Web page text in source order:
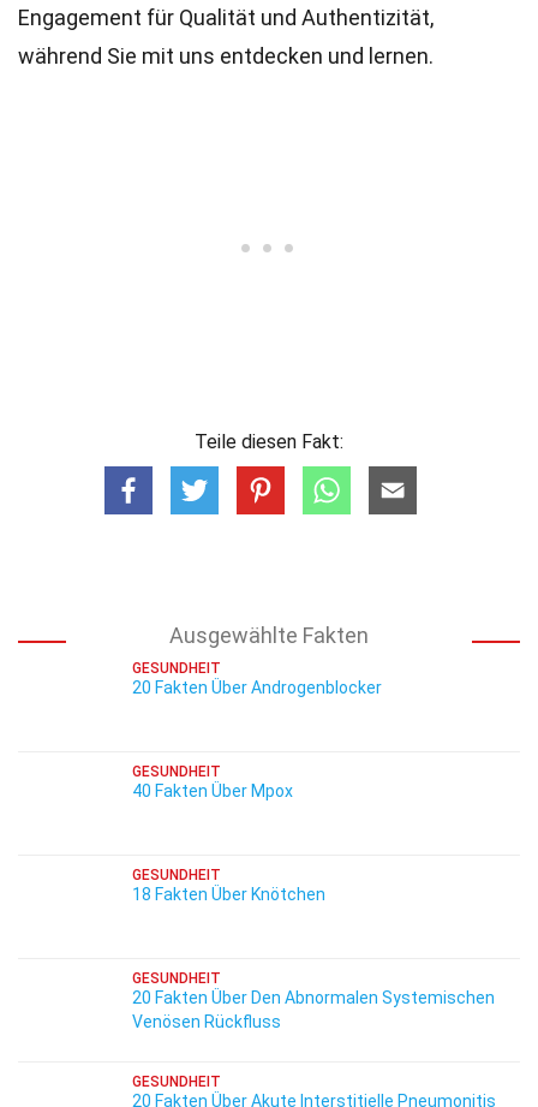
Engagement für Qualität und Authentizität,
während Sie mit uns entdecken und lernen.
Teile diesen Fakt:
Ausgewählte Fakten
GESUNDHEIT
20 Fakten Über Androgenblocker
GESUNDHEIT
40 Fakten Über Mpox
GESUNDHEIT
18 Fakten Über Knötchen
GESUNDHEIT
20 Fakten Über Den Abnormalen Systemischen
Venösen Rückfluss
GESUNDHEIT
20 Fakten Über Akute Interstitielle Pneumonitis